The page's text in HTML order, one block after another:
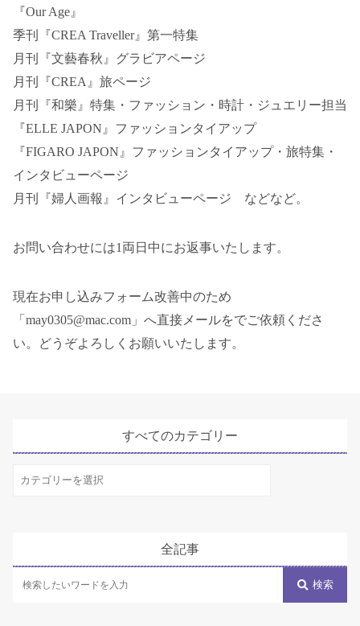
『Our Age』
季刊『CREA Traveller』第一特集
月刊『文藝春秋』グラビアページ
月刊『CREA』旅ページ
月刊『和樂』特集・ファッション・時計・ジュエリー担当
『ELLE JAPON』ファッションタイアップ
『FIGARO JAPON』ファッションタイアップ・旅特集・
インタビューページ
月刊『婦人画報』インタビューページ などなど。
お問い合わせには1両日中にお返事いたします。
現在お申し込みフォーム改善中のため
「may0305@mac.com」へ直接メールをでご依頼くださ
い。どうぞよろしくお願いいたします。
すべてのカテゴリー
べ
テ
全記事
検索